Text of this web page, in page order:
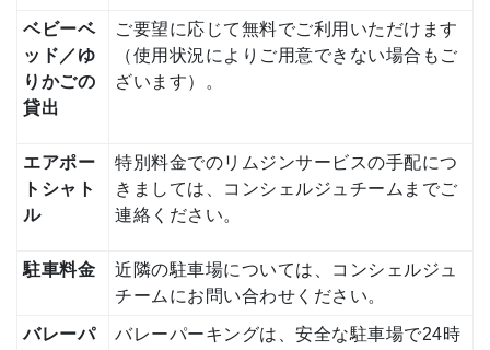
ベビーベ
ッド／ゆ
りかごの
貸出
ご要望に応じて無料でご利用いただけます
（使用状況によりご用意できない場合もご
ざいます）。
エアポー
トシャト
ル
特別料金でのリムジンサービスの手配につ
きましては、コンシェルジュチームまでご
連絡ください。
駐車料金
近隣の駐車場については、コンシェルジュ
チームにお問い合わせください。
バレーパ
バレーパーキングは、安全な駐車場で24時